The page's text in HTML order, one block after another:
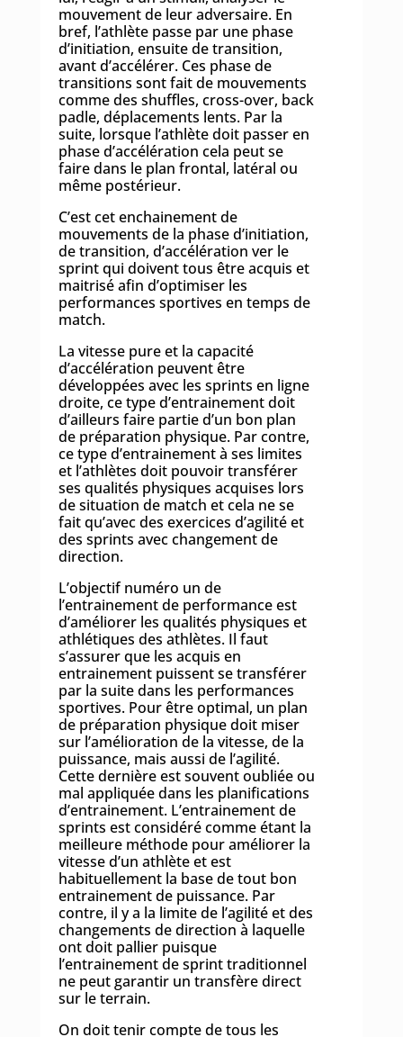
mouvement de leur adversaire. En
bref, l’athlète passe par une phase
d’initiation, ensuite de transition,
avant d’accélérer. Ces phase de
transitions sont fait de mouvements
comme des shuffles, cross-over, back
padle, déplacements lents. Par la
suite, lorsque l’athlète doit passer en
phase d’accélération cela peut se
faire dans le plan frontal, latéral ou
même postérieur.
C’est cet enchainement de
mouvements de la phase d’initiation,
de transition, d’accélération ver le
sprint qui doivent tous être acquis et
maitrisé afin d’optimiser les
performances sportives en temps de
match.
La vitesse pure et la capacité
d’accélération peuvent être
développées avec les sprints en ligne
droite, ce type d’entrainement doit
d’ailleurs faire partie d’un bon plan
de préparation physique. Par contre,
ce type d’entrainement à ses limites
et l’athlètes doit pouvoir transférer
ses qualités physiques acquises lors
de situation de match et cela ne se
fait qu’avec des exercices d’agilité et
des sprints avec changement de
direction.
L’objectif numéro un de
l’entrainement de performance est
d’améliorer les qualités physiques et
athlétiques des athlètes. Il faut
s’assurer que les acquis en
entrainement puissent se transférer
par la suite dans les performances
sportives. Pour être optimal, un plan
de préparation physique doit miser
sur l’amélioration de la vitesse, de la
puissance, mais aussi de l’agilité.
Cette dernière est souvent oubliée ou
mal appliquée dans les planifications
d’entrainement. L’entrainement de
sprints est considéré comme étant la
meilleure méthode pour améliorer la
vitesse d’un athlète et est
habituellement la base de tout bon
entrainement de puissance. Par
contre, il y a la limite de l’agilité et des
changements de direction à laquelle
ont doit pallier puisque
l’entrainement de sprint traditionnel
ne peut garantir un transfère direct
sur le terrain.
On doit tenir compte de tous les